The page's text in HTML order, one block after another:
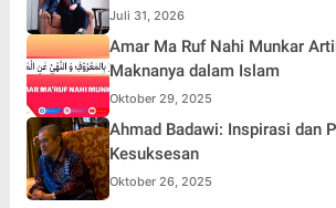
Simpati Publik dan Aksi Main
Juli 31, 2026
Amar Ma Ruf Nahi Munkar
Maknanya dalam Islam
Oktober 29, 2025
Ahmad Badawi: Inspirasi dan
Kesuksesan
Oktober 26, 2025